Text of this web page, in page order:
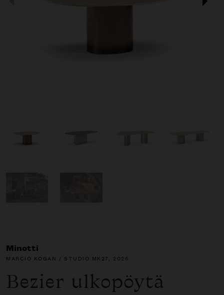
Minotti
MARCIO KOGAN / STUDIO MK27, 2026
Bezier ulkopöytä